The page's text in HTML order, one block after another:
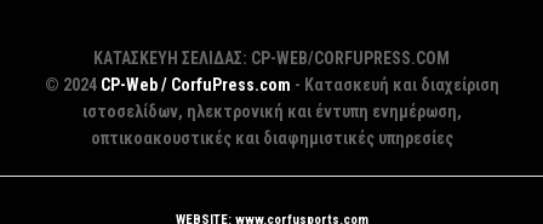
ΚΑΤΑΣΚΕΥΗ ΣΕΛΙΔΑΣ: CP-WEB/CORFUPRESS.COM
© 2024 CP-Web / CorfuPress.com - Κατασκευή και διαχείριση
ιστοσελίδων, ηλεκτρονική και έντυπη ενημέρωση,
οπτικοακουστικές και διαφημιστικές υπηρεσίες
WEBSITE: www.corfusports.com